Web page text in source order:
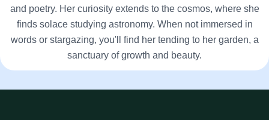
and poetry. Her curiosity extends to the cosmos, where she
finds solace studying astronomy. When not immersed in
words or stargazing, you'll find her tending to her garden, a
sanctuary of growth and beauty.